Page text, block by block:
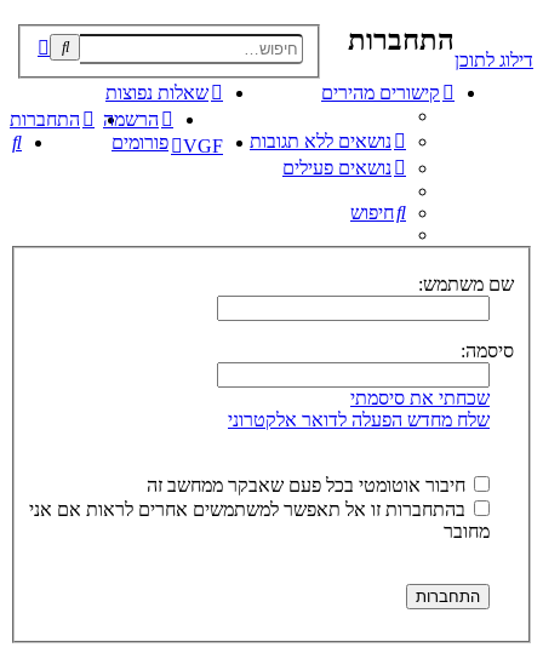
דילוג לתוכן
קישורים מהירים
נושאים ללא תגובות
נושאים פעילים
חיפוש
שאלות נפוצות
התחברות
הרשמה
VGF
פורומים
התחברות
שם משתמש:
סיסמה:
שכחתי את סיסמתי
שלח מחדש הפעלה לדואר אלקטרוני
חיבור אוטומטי בכל פעם שאבקר ממחשב זה
בהתחברות זו אל תאפשר למשתמשים אחרים לראות אם אני
מחובר